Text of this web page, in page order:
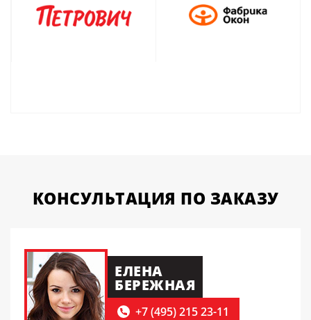
КОНСУЛЬТАЦИЯ ПО ЗАКАЗУ
ЕЛЕНА
БЕРЕЖНАЯ
+7 (495) 215 23-11